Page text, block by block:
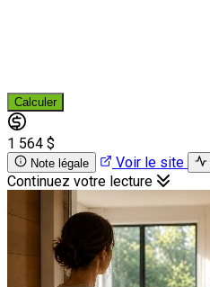
Calculer
1 564 $
Note légale Voir le site
Continuez votre lecture